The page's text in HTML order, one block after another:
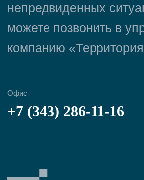
непредвиденных
можете позвонить в
компанию
Офис
+7 (343) 286-11-16